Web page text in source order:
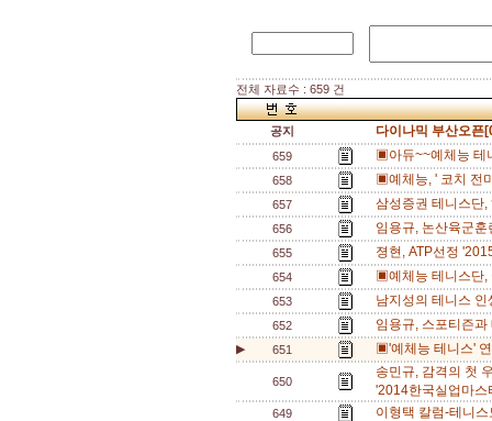
전체 자료수 : 659 건
공지 다이나믹 부산오픈
659 ▣아듀~~예체능 테
658 ▣예체능, ' 코치 전
657 삼성증권 테니스단
656 임용규, 논산육군
655 졍현, ATP선정
654 ▣예체능 테니스단
653 남지성의 테니스
652 임용규, 스포티즌
▶ 651 ▣'예체능 테니스'
650
송민규, 감격의 첫
'2014한국실업마
649 이형택 칼럼-테니